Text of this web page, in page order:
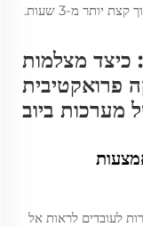
כיצד מצלמות
פרואקטיבית
מערכות ביוב
לעובדים לראות אל